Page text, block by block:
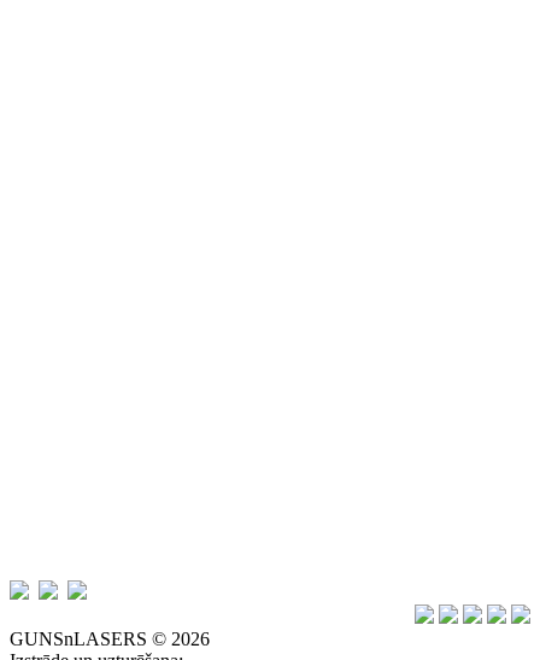
GUNSnLASERS © 2026